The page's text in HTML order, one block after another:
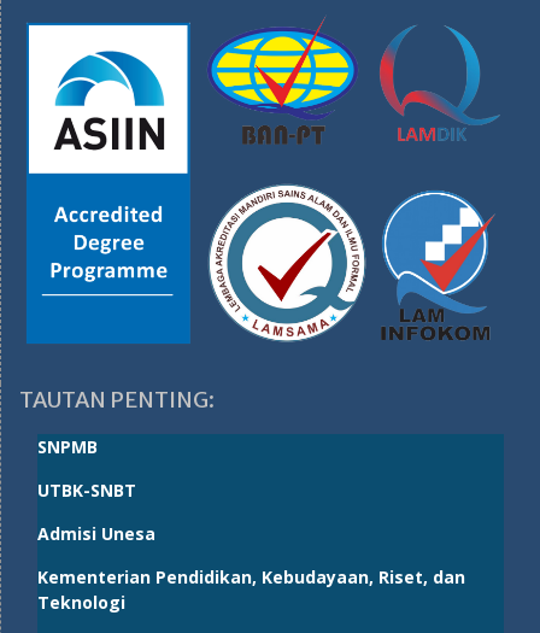
TAUTAN PENTING:
SNPMB
UTBK-SNBT
Admisi Unesa
Kementerian Pendidikan, Kebudayaan, Riset, dan
Teknologi